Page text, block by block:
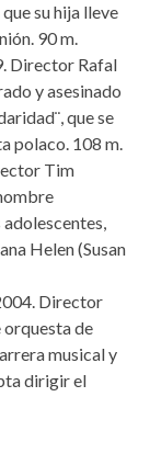
su hija lleve
90 m.
Director Rafal
y asesinado
que se
polaco. 108 m.
Tim
Helen (Susan
Director
orquesta de
musical y
dirigir el